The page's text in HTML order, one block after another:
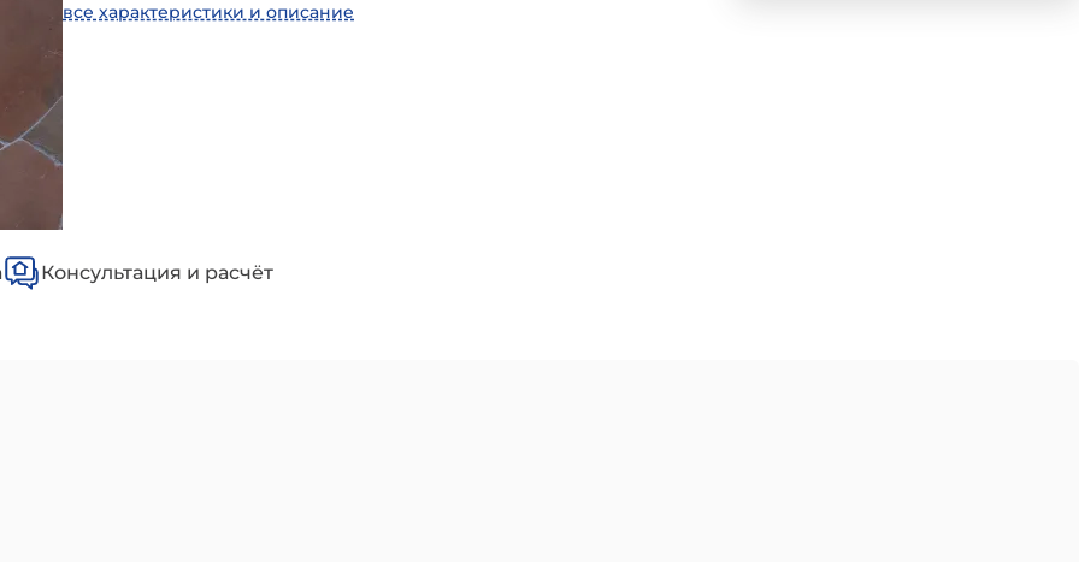
все характеристики и описание
Консультация и расчёт